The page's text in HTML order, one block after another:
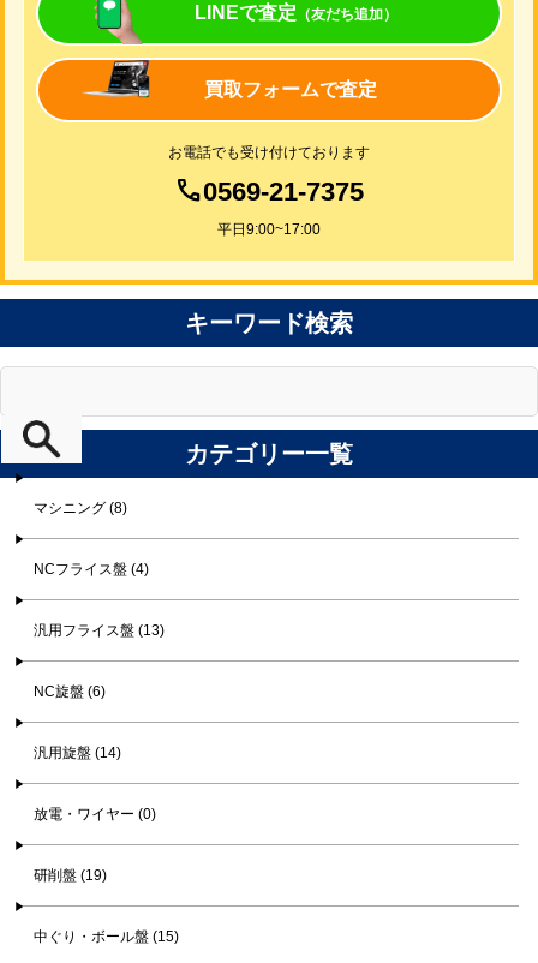
LINEで査定 （友だち追加）
買取フォームで査定
お電話でも受け付けております
0569-21-7375
平日9:00~17:00
キーワード検索
カテゴリー一覧
マシニング (8)
NCフライス盤 (4)
汎用フライス盤 (13)
NC旋盤 (6)
汎用旋盤 (14)
放電・ワイヤー (0)
研削盤 (19)
中ぐり・ボール盤 (15)